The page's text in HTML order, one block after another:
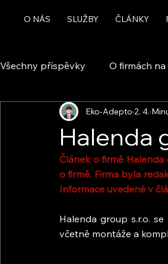
O NÁS SLUŽBY ČLÁNKY
Všechny příspěvky O firmách
Rekuperace a větrání
Halenda
Eko-Adepto 2. 4.
Článek o firmě
o firmě. Firma byla
Informace uvedené v
Halenda group s.r.o.
včetně montáže a